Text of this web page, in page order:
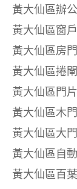
黃大仙區辦
黃大仙區窗
黃大仙區房
黃大仙區捲
黃大仙區門
黃大仙區木
黃大仙區大
黃大仙區自
黃大仙區百